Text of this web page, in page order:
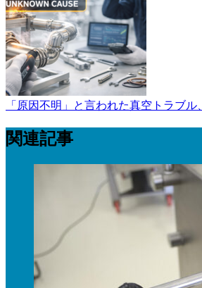
「原因不明」と言われた真空トラブル
関連記事